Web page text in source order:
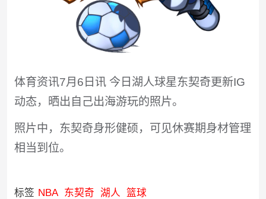
体育资讯7月6日讯 今日湖人球星东契奇更新IG
动态，晒出自己出海游玩的照片。
照片中，东契奇身形健硕，可见休赛期身材管理
相当到位。
标签 NBA 东契奇 湖人 篮球